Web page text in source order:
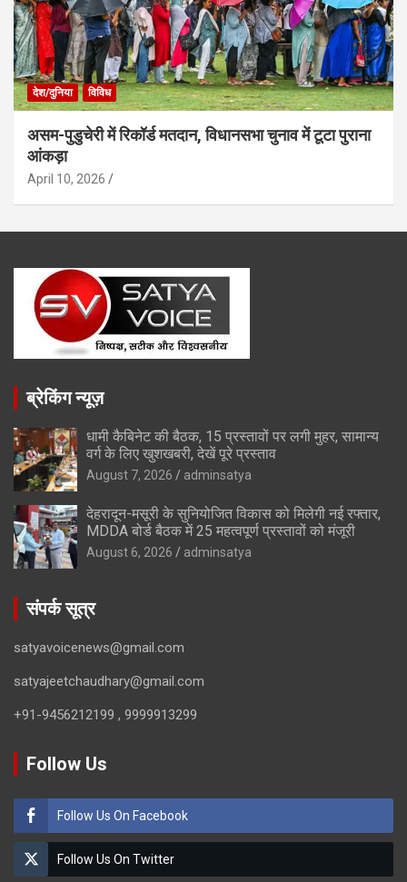
देश/दुनिया विविध
असम-पुडुचेरी में रिकॉर्ड मतदान, विधानसभा चुनाव में टूटा पुराना
आंकड़ा
April 10, 2026
ब्रेकिंग न्यूज़
धामी कैबिनेट की बैठक, 15 प्रस्तावों पर लगी मुहर, सामान्य
वर्ग के लिए खुशखबरी, देखें पूरे प्रस्ताव
August 7, 2026 adminsatya
देहरादून-मसूरी के सुनियोजित विकास को मिलेगी नई रफ्तार,
MDDA बोर्ड बैठक में 25 महत्वपूर्ण प्रस्तावों को मंजूरी
August 6, 2026 adminsatya
संपर्क सूत्र
satyavoicenews@gmail.com
satyajeetchaudhary@gmail.com
+91-9456212199 , 9999913299
Follow Us
Follow Us On Facebook
Follow Us On Twitter